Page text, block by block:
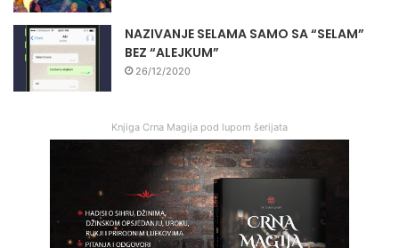
NAZIVANJE SELAMA SAMO SA “SELAM”
BEZ “ALEJKUM”
26/12/2020
Knjiga Crna Magija pod lupom šerijata